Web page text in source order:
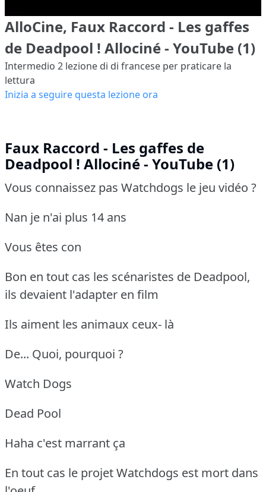
AlloCine, Faux Raccord - Les gaffes
de Deadpool ! Allociné - YouTube (1)
Intermedio 2 lezione di di francese per praticare la
lettura
Inizia a seguire questa lezione ora
Faux Raccord - Les gaffes de
Deadpool ! Allociné - YouTube (1)
Vous connaissez pas Watchdogs le jeu vidéo ?
Nan je n'ai plus 14 ans
Vous êtes con
Bon en tout cas les scénaristes de Deadpool,
ils devaient l'adapter en film
Ils aiment les animaux ceux- là
De... Quoi, pourquoi ?
Watch Dogs
Dead Pool
Haha c'est marrant ça
En tout cas le projet Watchdogs est mort dans